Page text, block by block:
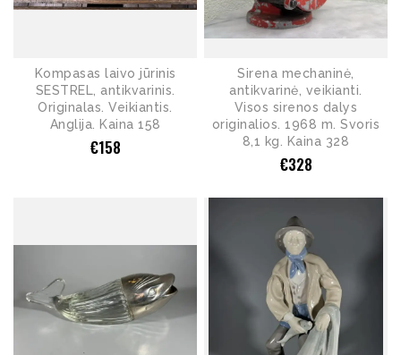
Kompasas laivo jūrinis
SESTREL, antikvarinis.
Originalas. Veikiantis.
Anglija. Kaina 158
€158
Sirena mechaninė,
antikvarinė, veikianti.
Visos sirenos dalys
originalios. 1968 m. Svoris
8,1 kg. Kaina 328
€328